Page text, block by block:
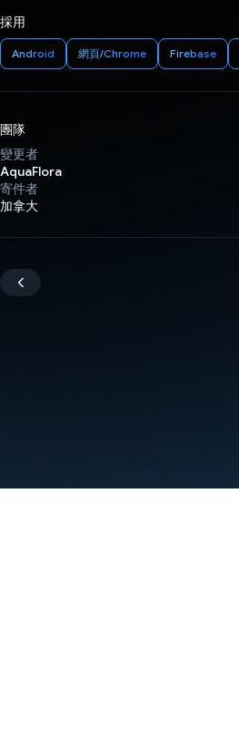
採用
Android 網頁/Chrome Firebase
團隊
變更者
AquaFlora
寄件者
加拿大